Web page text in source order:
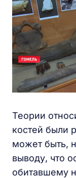
Теории
костей были
может быть,
выводу, что
обитавшему